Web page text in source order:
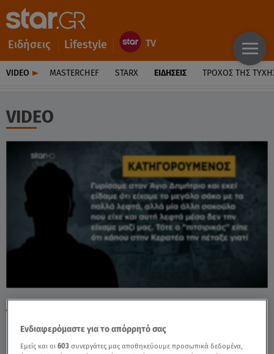
Ειδήσεις Lifestyle
VIDEO MASTERCHEF STARX ΕΙΔΉΣΕΙΣ ΤΡΟΧΌΣ ΤΗΣ
VIDEO
Ληστεία Χρηματαποστολής Λαύριο:
Πέταξαν Τσάντα Με 170.000 €! - Video
Ενδιαφερόμαστε για το απόρρητό σας
Εμείς και οι603 συνεργάτες μας αποθηκεύουμε προσωπικά δεδομένα,